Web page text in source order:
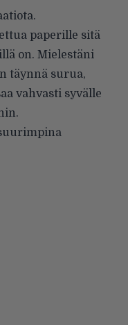
paperille sitä
on. Mielestäni
täynnä surua,
vahvasti syvälle